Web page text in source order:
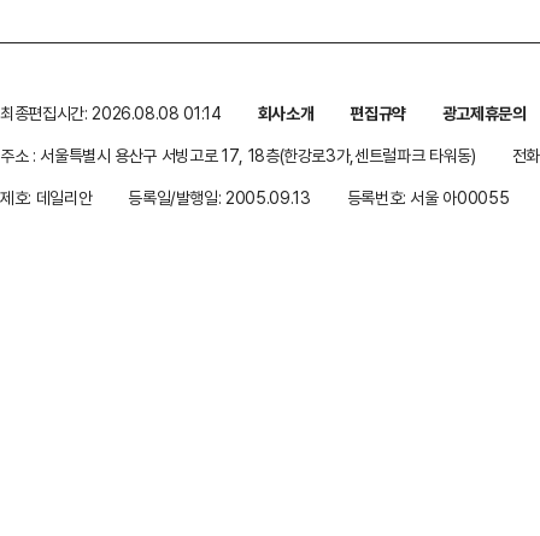
최종편집시간: 2026.08.08 01:14 회사소개 편집규약
광고제휴문의
주소 : 서울특별시 용산구 서빙고로 17, 18층(한강로3가,센트럴파크 타워동)
전
제호: 데일리안
등록일/발행일: 2005.09.13 등록번호: 서울 아00055